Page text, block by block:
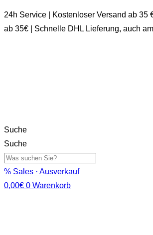
24h Service | Kostenloser Versand ab 35
ab 35€ | Schnelle DHL Lieferung, auch
Suche
Suche
% Sales · Ausverkauf
0,00€ 0 Warenkorb